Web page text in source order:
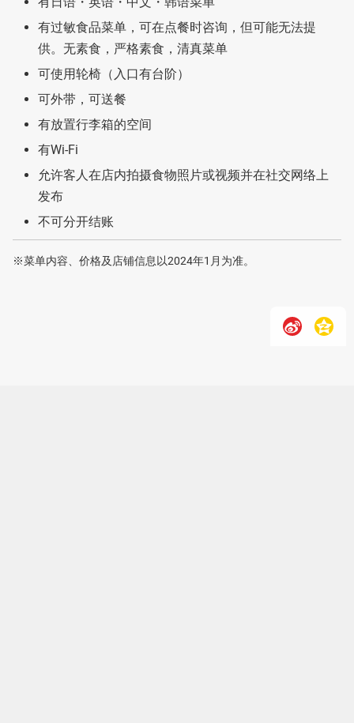
有过敏食品菜单，可在点餐时咨询，但可能无法提
供。无素食，严格素食，清真菜单
可使用轮椅（入口有台阶）
可外带，可送餐
有放置行李箱的空间
有Wi-Fi
允许客人在店内拍摄食物照片或视频并在社交网络上
发布
不可分开结账
※菜单内容、价格及店铺信息以2024年1月为准。